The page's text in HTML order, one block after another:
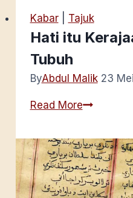
Kabar| Tajuk
Hati itu
Tubuh
ByAbdul Malik 23
Read MoreHati
Kerajaan
di
Dalam
Tubuh